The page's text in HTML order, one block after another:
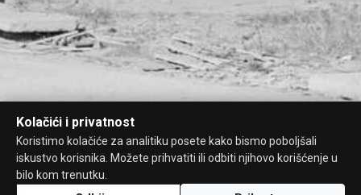
Kolačići i privatnost
Koristimo kolačiće za analitiku posete kako bismo poboljšali
iskustvo korisnika. Možete prihvatiti ili odbiti njihovo korišćenje u
bilo kom trenutku.